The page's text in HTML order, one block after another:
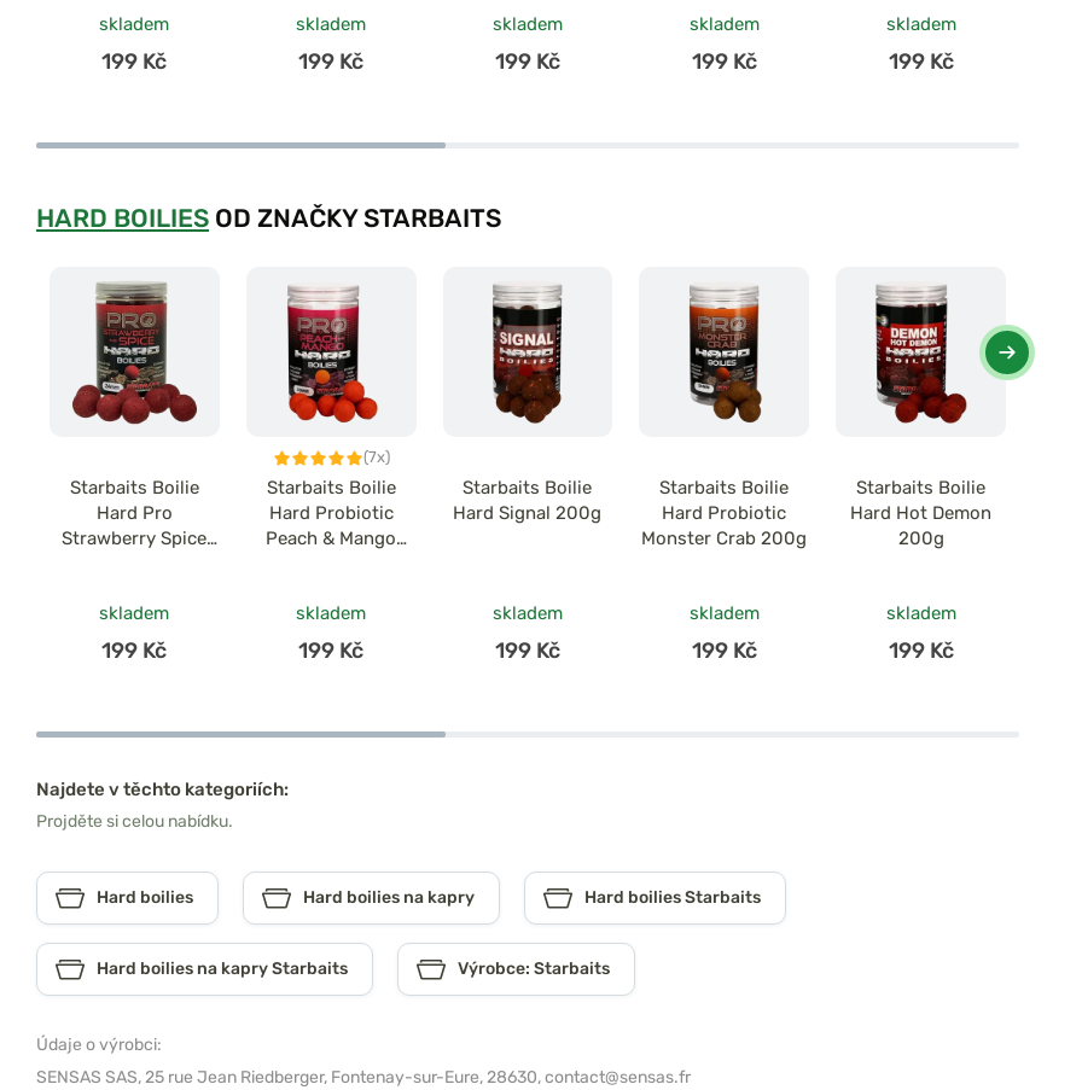
skladem
199 Kč
skladem
199 Kč
skladem
199 Kč
skladem
199 Kč
skladem
199 Kč
HARD BOILIES OD ZNAČKY STARBAITS
Starbaits Boilie
Hard Pro
Strawberry Spice
skladem
199 Kč
(7x)
Starbaits Boilie
Hard Probiotic
Peach & Mango
skladem
199 Kč
Starbaits Boilie
Hard Signal 200g
skladem
199 Kč
Starbaits Boilie
Hard Probiotic
Monster Crab 200g
skladem
199 Kč
Starbaits Boilie
Hard Hot Demon
200g
skladem
199 Kč
Najdete v těchto kategoriích:
Projděte si celou nabídku.
Hard boilies Hard boilies na kapry Hard boilies Starbaits
Hard boilies na kapry Starbaits Výrobce: Starbaits
Údaje o výrobci:
SENSAS SAS,25 rue Jean Riedberger, Fontenay-sur-Eure, 28630,contact@sensas.fr